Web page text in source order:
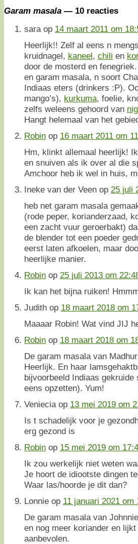
Garam masala — 10 reacties
sara op 14 maart 2011 om
Heerlijk!! Zelf al eens n
kruidnagel, kaneel, chili en
door de mosterd en
en garam masala, n soort
Indiaas eters (drinkers :P).
mango’s), kurkuma, foelie,
zelfs weleens gehoord van
Hangt helemaal van het
Robin op 16 maart 2011 om
Hm, klinkt allemaal heerlijk!
en snuiven als ik over al die
Amchoor heb ik wel in huis,
Ineke van der Veen op 25 juli
heb net garam masala
(rode peper, korianderzaad,
een zacht vuur geroerbakt)
de blender tot een poeder
eerst laten afkoelen, maar
heerlijke manier.
Robin op 25 juli 2013 om
Ik kan het bijna ruiken!
Judith op 18 maart 2018 om
Maaaar Robin! Wat vind JIJ
Robin op 18 maart 2018 om
De garam masala van
Heerlijk. En haar
bijvoorbeeld Indiaas
eens opzetten). Yum!
Veniecia op 13 mei 2019 om
Is t schadelijk voor je
erg gezond is
Robin op 15 mei 2019 om
Ik zou werkelijk niet weten
Je hoort de idiootste dingen
Waar las/hoorde je dit dan?
Lonnie op 11 januari 2021 om
De garam masala van
en nog meer koriander en
aanbevolen.